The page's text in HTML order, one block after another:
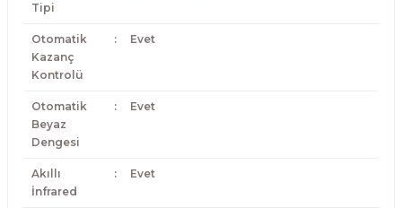
Tipi
Otomatik
Kazanç
Kontrolü
: Evet
Otomatik
Beyaz
Dengesi
: Evet
Akıllı
İnfrared
: Evet